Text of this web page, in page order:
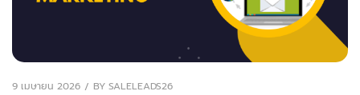
9 เมษายน 2026 BY SALELEADS26